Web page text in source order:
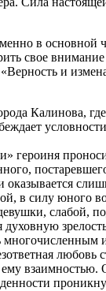
в основной
свое
и
Калинова, где
героиня
оказывается
в силу юного
слабой,
многочисленным
любовь